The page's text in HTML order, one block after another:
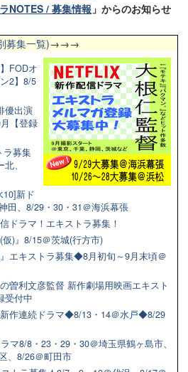
NOTES / 募集情報 」からのお知らせ
募集一覧)→→→
FODオ
2】8/5
優出演
【登録
ラ募集
、
10]新ド
田、8/29・30・31＠海浜幕張
ドラマ！エキストラ募集！
)』8/15＠茨城(行方市)
エキストラ募集◆8月初旬～9月末頃＠
曽利文彦監督 新作劇場用映画エキスト
受付中
作連続ドラマ◆8/13・14＠水戸◆8/29
マ8/8・23・29・30＠埼玉県鶴ヶ島市、
、8/26＠町田市